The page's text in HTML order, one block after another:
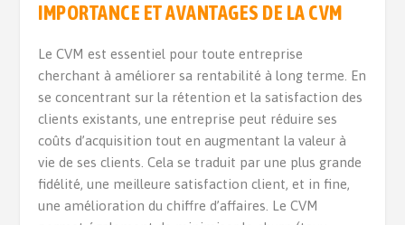
IMPORTANCE ET AVANTAGES DE LA CVM
Le CVM est essentiel pour toute entreprise
cherchant à améliorer sa rentabilité à long terme. En
se concentrant sur la rétention et la satisfaction des
clients existants, une entreprise peut réduire ses
coûts d’acquisition tout en augmentant la valeur à
vie de ses clients. Cela se traduit par une plus grande
fidélité, une meilleure satisfaction client, et in fine,
une amélioration du chiffre d’affaires. Le CVM